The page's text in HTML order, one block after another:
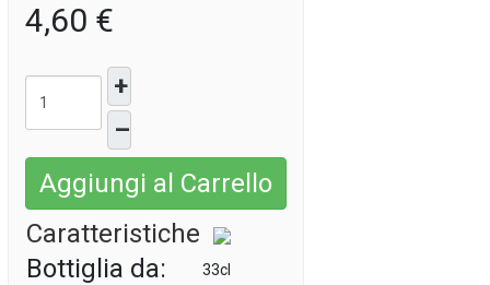
4,60 €
+
–
Aggiungi al Carrello
Caratteristiche
Bottiglia da:
33cl